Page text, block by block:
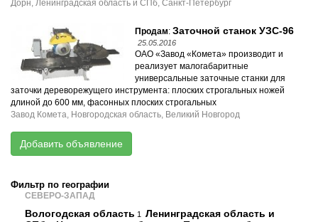
Дорн, Ленинградская область и СПб, Санкт-Петербург
Продам: Заточной станок УЗС-96
25.05.2016
ОАО «Завод «Комета» производит и
реализует малогабаритные
универсальные заточные станки для
заточки дереворежущего инструмента: плоских строгальных ножей
длиной до 600 мм, фасонных плоских строгальных
Завод Комета, Новгородская область, Великий Новгород
Добавить объявление
Фильтр по географии
СЕВЕРО-ЗАПАД
Вологодская область 1
Ленинградская область и